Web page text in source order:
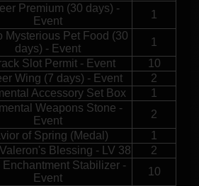
Premium (30 days) -
Event
1
Mysterious Pet Food (30
days) - Event
1
Slot Permit - Event
10
Wing (7 days) - Event
2
Accessory Set Box
1
Weapons Stone -
Event
2
of Spring (Medal)
1
Blessing - LV 38
2
Enchantment Stabilizer -
Event
10